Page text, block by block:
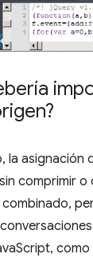
la asignación
comprimir